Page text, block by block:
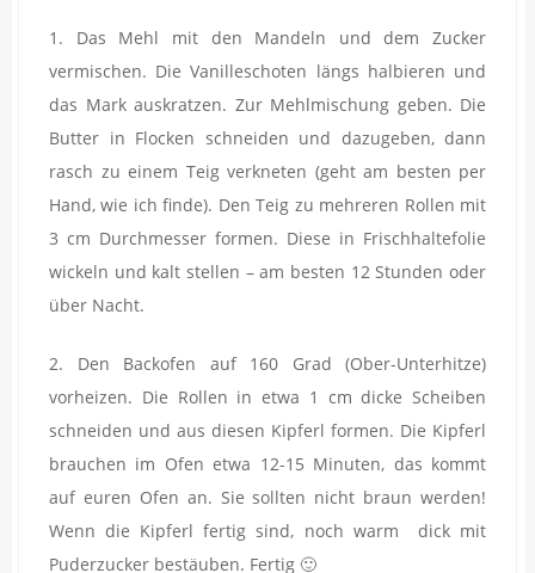
1. Das Mehl mit den Mandeln und dem Zucker
vermischen. Die Vanilleschoten längs halbieren und
das Mark auskratzen. Zur Mehlmischung geben. Die
Butter in Flocken schneiden und dazugeben, dann
rasch zu einem Teig verkneten (geht am besten per
Hand, wie ich finde). Den Teig zu mehreren Rollen mit
3 cm Durchmesser formen. Diese in Frischhaltefolie
wickeln und kalt stellen – am besten 12 Stunden oder
über Nacht.
2. Den Backofen auf 160 Grad (Ober-Unterhitze)
vorheizen. Die Rollen in etwa 1 cm dicke Scheiben
schneiden und aus diesen Kipferl formen. Die Kipferl
brauchen im Ofen etwa 12-15 Minuten, das kommt
auf euren Ofen an. Sie sollten nicht braun werden!
Wenn die Kipferl fertig sind, noch warm dick mit
Puderzucker bestäuben. Fertig 🙂